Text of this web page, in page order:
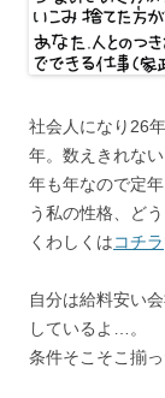
社会人になり26
年。数えきれな
年も年なので定
う私の性格、ど
くわしくはコチラ
自分は給料安い
しているよ…。
条件そこそこ揃